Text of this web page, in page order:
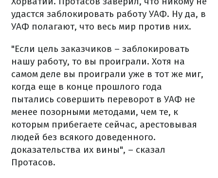
удастся заблокировать работу УАФ. Ну да, в
УАФ полагают, что весь мир против них.
"Если цель заказчиков – заблокировать
нашу работу, то вы проиграли. Хотя на
самом деле вы проиграли уже в тот же миг,
когда еще в конце прошлого года
пытались совершить переворот в УАФ не
менее позорными методами, чем те, к
которым прибегаете сейчас, арестовывая
людей без всякого доведенного.
доказательства их вины", – сказал
Протасов.